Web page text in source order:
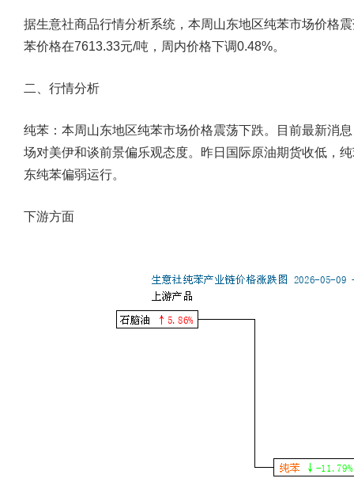
据生意社商品行情分析系统，本周山东地区纯苯市场价格
苯价格在7613.33元/吨，周内价格下调0.48%。
二、行情分析
纯苯：本周山东地区纯苯市场价格震荡下跌。目前最新消
场对美伊和谈前景偏乐观态度。昨日国际原油期货收低，
东纯苯偏弱运行。
下游方面